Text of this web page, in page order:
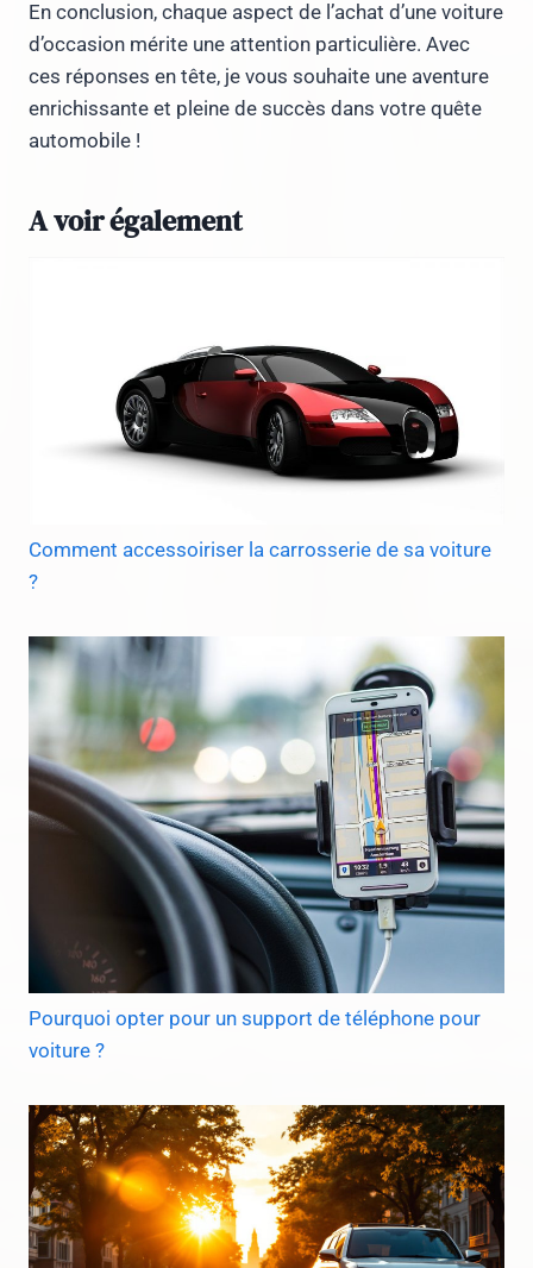
En conclusion, chaque aspect de l’achat d’une voiture
d’occasion mérite une attention particulière. Avec
ces réponses en tête, je vous souhaite une aventure
enrichissante et pleine de succès dans votre quête
automobile !
A voir également
Comment accessoiriser la carrosserie de sa voiture
?
Pourquoi opter pour un support de téléphone pour
voiture ?